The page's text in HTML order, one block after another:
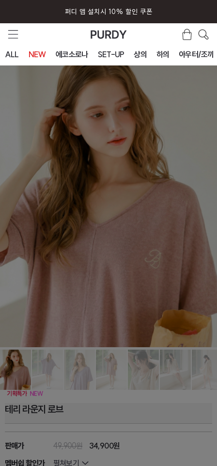
회원가입시 즉시 사용 5000원 쿠폰
ALL NEW 에코소로나 SET-UP 상의 하의 아우터/조끼
테리 라운지 로브
판매가 49,900원
34,900원
멤버쉽 할인가
펼쳐보기